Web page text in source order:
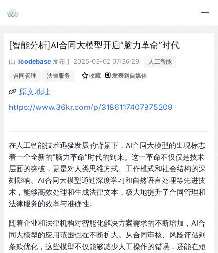
[智能分析]AI合同大模型开启“脑力革命”时代
由 icodebase 发布于 2025-03-02 07:36:29
人工智能
合同管理
法律服务 收藏 发表到自媒体
原文地址：
https://www.36kr.com/p/3186117407875209
在人工智能技术迅猛发展的背景下，AI合同大模型的出现标志
着一个全新的“脑力革命”时代的到来。这一革命不仅仅是技术
层面的突破，更是对人类思维方式、工作模式和社会结构的深
刻影响。AI合同大模型通过深度学习和自然语言处理等先进技
术，能够高效处理和生成法律文本，极大地提升了合同管理和
法律服务的效率与准确性。
随着企业和法律机构对智能化解决方案需求的不断增加，AI合
同大模型的应用范围也在不断扩大。从合同审核、风险评估到
条款优化，这些模型不仅能够减少人工操作的错误，还能在短